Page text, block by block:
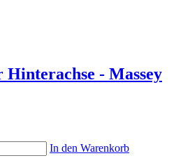
- Massey
In den Warenkorb